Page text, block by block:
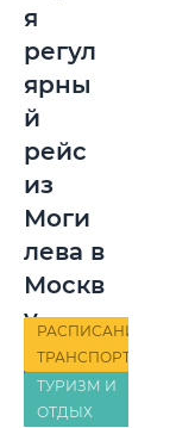
я
регул
ярны
й
рейс
из
Моги
лева в
Москв
уРАСПИСАНИЕ
ТРАНСПОРТА
ТУРИЗМ И
ОТДЫХ